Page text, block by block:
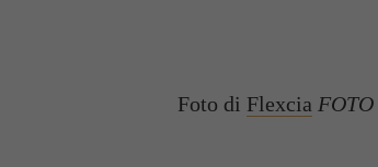
Foto di Flexcia